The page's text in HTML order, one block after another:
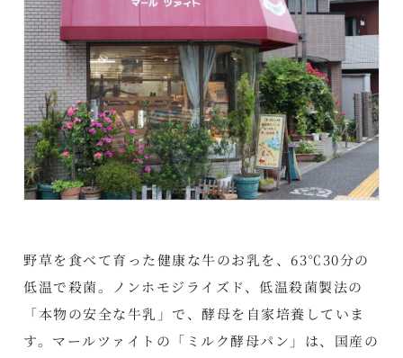
野草を食べて育った健康な牛のお乳を、63℃30分の
低温で殺菌。ノンホモジライズド、低温殺菌製法の
「本物の安全な牛乳」で、酵母を自家培養していま
す。マールツァイトの「ミルク酵母パン」は、国産の